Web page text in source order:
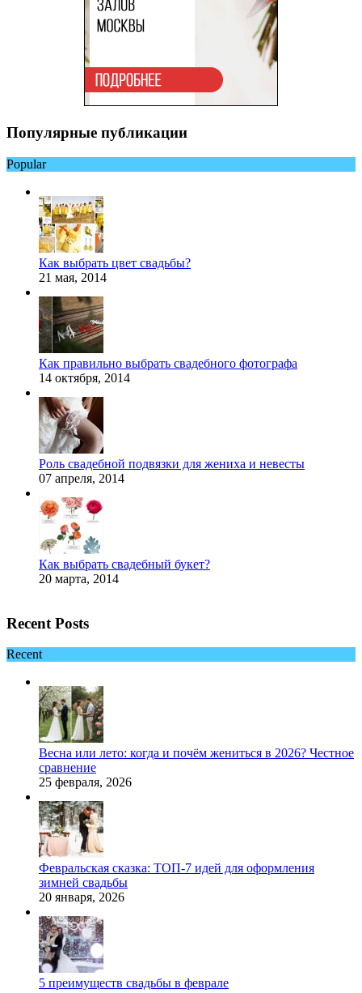
Популярные публикации
Popular
Как выбрать цвет свадьбы?
21 мая, 2014
Как правильно выбрать свадебного фотографа
14 октября, 2014
Роль свадебной подвязки для жениха и невесты
07 апреля, 2014
Как выбрать свадебный букет?
20 марта, 2014
Recent Posts
Recent
Весна или лето: когда и почём жениться в 2026? Честное
сравнение
25 февраля, 2026
Февральская сказка: ТОП-7 идей для оформления
зимней свадьбы
20 января, 2026
5 преимуществ свадьбы в феврале